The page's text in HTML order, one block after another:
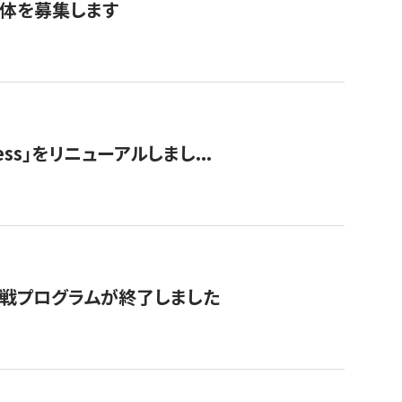
を募集します
」をリニューアルしまし...
プログラムが終了しました